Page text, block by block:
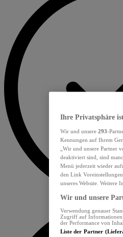
Ihre Privatsphäre
Wir und unsere 293-
Kennungen auf Ihrem
„Wir und unsere Partner
deaktiviert sind, sind
Menü jederzeit wieder
den Link
unseres Website. Weitere
Wir und unsere
Verwendung genauer
Zugriff auf Informationen
der Performance von
Liste der Partner